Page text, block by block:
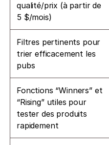
qualité/prix (à partir de
5 $/mois)
Filtres pertinents pour
trier efficacement les
pubs
Fonctions “Winners” et
“Rising” utiles pour
tester des produits
rapidement